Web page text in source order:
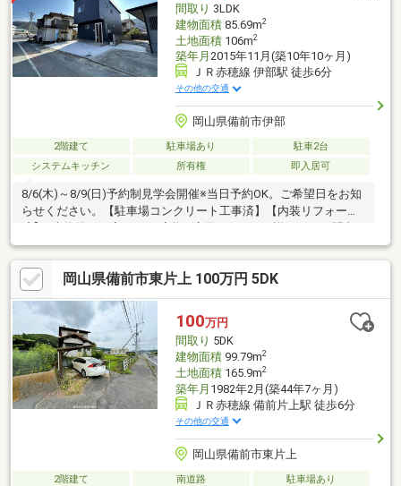
間取り 3LDK
建物面積85.69m2
土地面積106m2
築年月 2015年11月(築10年10ヶ月)
ＪＲ赤穂線 伊部駅 徒歩6分
その他の交通
岡山県備前市伊部
2階建て 駐車場あり
駐車2台
システムキッチン
所有権 即入居可
8/6(木)～8/9(日)予約制見学会開催※当日予約OK。ご希望日をお知
らせください。【駐車場コンクリート工事済】【内装リフォーム
せください。自社売主物件につき随時内覧可能です。お電話かメ
ールでご希望日をお知らせください。【リフォーム内容】トイレ
新品交換、洗面台鏡交換、1階床自然塗装、駐車場拡幅工事、駐車
場土間新設工事、照明新設、ハウスクリーニング、白蟻防除工事
【おすすめポイント】・雨漏り、構造上主要な部分の欠陥や・腐
食、給排水管の故障や漏水についてお引渡しより２年間保証・シ
ロアリ防除工事施工後5年間保証
岡山県備前市東片上 100万円 5DK
100万円
間取り 5DK
建物面積99.79m2
土地面積165.9m2
築年月 1982年2月(築44年7ヶ月)
ＪＲ赤穂線 備前片上駅 徒歩6分
その他の交通
岡山県備前市東片上
2階建て 南道路
駐車場あり